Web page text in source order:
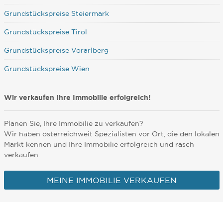
Grundstückspreise Steiermark
Grundstückspreise Tirol
Grundstückspreise Vorarlberg
Grundstückspreise Wien
Wir verkaufen Ihre Immobilie erfolgreich!
Planen Sie, Ihre Immobilie zu verkaufen?
Wir haben österreichweit Spezialisten vor Ort, die den lokalen
Markt kennen und Ihre Immobilie erfolgreich und rasch
verkaufen.
MEINE IMMOBILIE VERKAUFEN